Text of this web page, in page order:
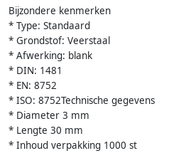
Bijzondere kenmerken
* Type: Standaard
* Grondstof: Veerstaal
* Afwerking: blank
* DIN: 1481
* EN: 8752
* ISO: 8752Technische gegevens
* Diameter 3 mm
* Lengte 30 mm
* Inhoud verpakking 1000 st